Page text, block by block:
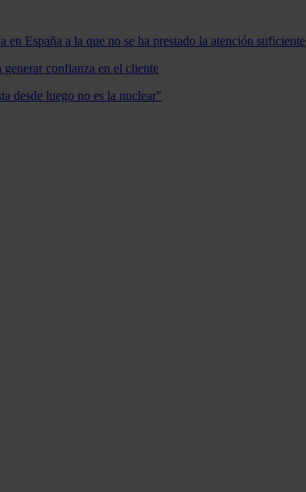
España a la que no se ha prestado la atención suficiente
confianza en el cliente
desde luego no es la nuclear"